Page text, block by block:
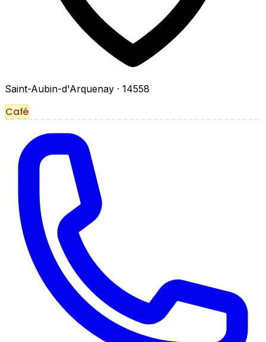
Saint-Aubin-d'Arquenay · 14558
Café